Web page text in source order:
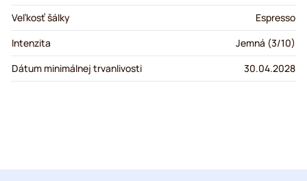
Veľkosť šálky
Espresso
Intenzita
Jemná (3/10)
Dátum minimálnej trvanlivosti
30.04.2028